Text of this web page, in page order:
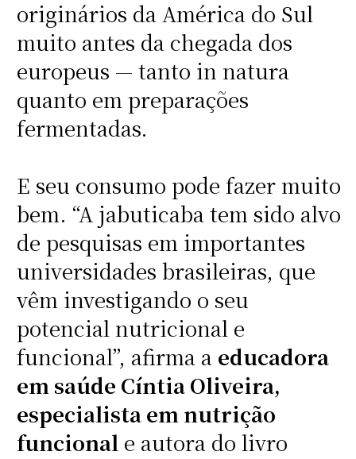
originários da América do Sul
muito antes da chegada dos
europeus — tanto in natura
quanto em preparações
fermentadas.
E seu consumo pode fazer muito
bem. “A jabuticaba tem sido alvo
de pesquisas em importantes
universidades brasileiras, que
vêm investigando o seu
potencial nutricional e
funcional”, afirma a educadora
em saúde Cíntia Oliveira,
especialista em nutrição
funcionale autora do livro